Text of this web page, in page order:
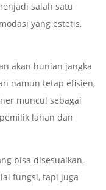
salah satu
yang estetis,
akan hunian jangka
namun tetap efisien,
muncul sebagai
lahan dan
bisa disesuaikan,
fungsi, tapi juga